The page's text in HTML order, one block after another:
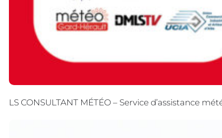
LS CONSULTANT MÉTÉO – Service d’assistance